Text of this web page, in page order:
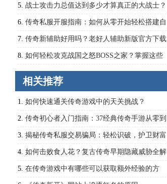
分析
5. 战士攻击力总值达到多少才算真正的大战士？
6. 传奇私服开服指南：如何从零开始轻松搭建自
己的游戏世界？
7. 传奇新辅助好用吗？老好人辅助新版官方下载
攻略全解析
8. 如何轻松攻克战国之怒BOSS之家？掌握这些
弱点技巧是关键
相关推荐
1. 如何快速通关传奇游戏中的天关挑战？
2. 传奇初心者入门指南：37经典传奇手游从零到
王的进阶攻略
3. 揭秘传奇私服交易骗局：轻松识破，护卫财富
4. 如何击败食人花？复古传奇早期隐藏威胁全解
析
5. 在传奇游戏中有哪些可以获取额外经验的方